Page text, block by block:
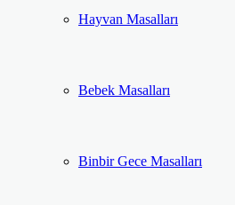
Hayvan Masalları
Bebek Masalları
Binbir Gece Masalları